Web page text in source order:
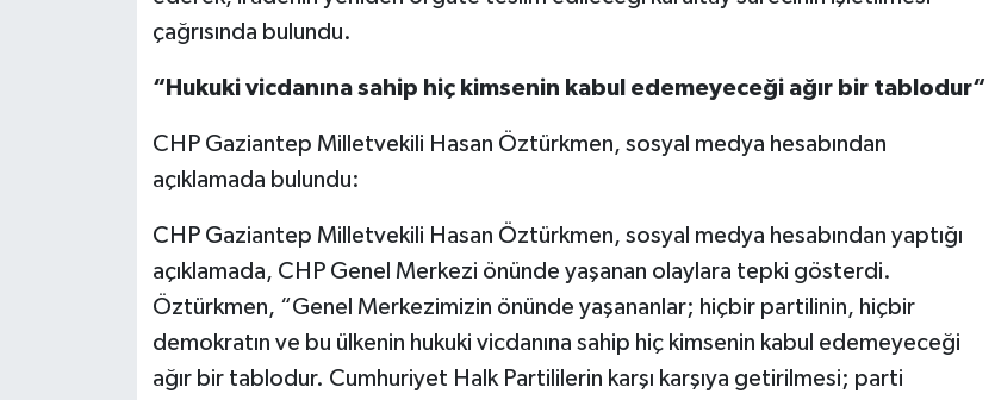
çağrısında bulundu.
“Hukuki vicdanına sahip hiç kimsenin kabul edemeyeceği ağır bir tablodur“
CHP Gaziantep Milletvekili Hasan Öztürkmen, sosyal medya hesabından
açıklamada bulundu:
CHP Gaziantep Milletvekili Hasan Öztürkmen, sosyal medya hesabından yaptığı
açıklamada, CHP Genel Merkezi önünde yaşanan olaylara tepki gösterdi.
Öztürkmen, “Genel Merkezimizin önünde yaşananlar; hiçbir partilinin, hiçbir
demokratın ve bu ülkenin hukuki vicdanına sahip hiç kimsenin kabul edemeyeceği
ağır bir tablodur. Cumhuriyet Halk Partililerin karşı karşıya getirilmesi; parti